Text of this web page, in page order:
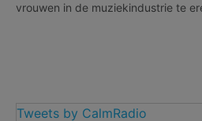
vrouwen in de muziekindustrie te
Tweets by CalmRadio